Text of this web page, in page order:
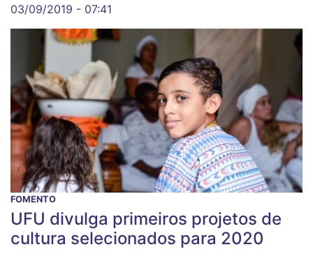
03/09/2019 - 07:41
FOMENTO
UFU divulga primeiros projetos de
cultura selecionados para 2020